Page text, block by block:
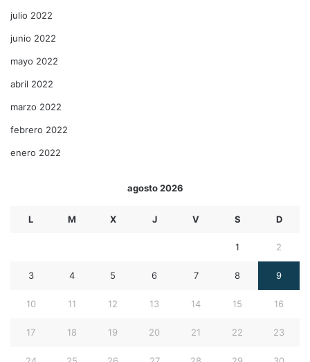
julio 2022
junio 2022
mayo 2022
abril 2022
marzo 2022
febrero 2022
enero 2022
agosto 2026
L M X J V S D
1 2
3 4 5 6 7 8 9
10 11 12 13 14 15 16
17 18 19 20 21 22 23